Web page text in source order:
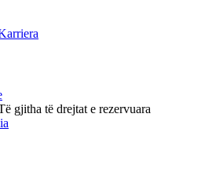
gjitha të drejtat e rezervuara